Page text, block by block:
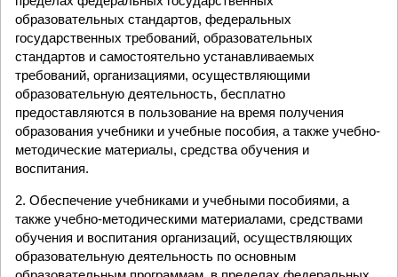
образовательных стандартов, федеральных
государственных требований, образовательных
стандартов и самостоятельно устанавливаемых
требований, организациями, осуществляющими
образовательную деятельность, бесплатно
предоставляются в пользование на время получения
образования учебники и учебные пособия, а также учебно-
методические материалы, средства обучения и
воспитания.
2. Обеспечение учебниками и учебными пособиями, а
также учебно-методическими материалами, средствами
обучения и воспитания организаций, осуществляющих
образовательную деятельность по основным